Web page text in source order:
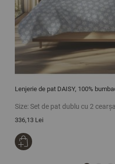
Lenjerie de pat DAISY, 100%
Size:Set de pat dublu cu 2
336,13 Lei